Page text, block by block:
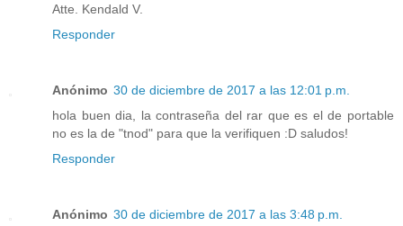
Atte. Kendald V.
Responder
Anónimo 30 de diciembre de 2017 a las 12:01 p.m.
hola buen dia, la contraseña del rar que es el de portable
no es la de "tnod" para que la verifiquen :D saludos!
Responder
Anónimo 30 de diciembre de 2017 a las 3:48 p.m.